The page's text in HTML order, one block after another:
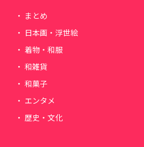
まとめ
日本画・浮世絵
着物・和服
和雑貨
和菓子
エンタメ
歴史・文化